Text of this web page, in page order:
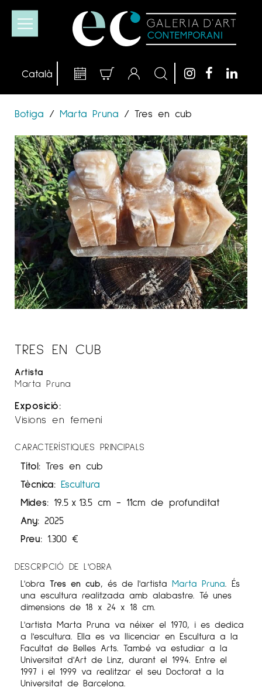
Botiga / Marta Pruna / Tres en cub
TRES EN CUB
Artista
Marta Pruna
Exposició:
Visions en femení
CARACTERÍSTIQUES PRINCIPALS
Títol: Tres en cub
Tècnica: Escultura
Mides: 19.5 x 13.5 cm - 11cm de profunditat
Any: 2025
Preu: 1.300 €
DESCRIPCIÓ DE L'OBRA
L'obra Tres en cub, és de l'artista Marta Pruna. És
una escultura realitzada amb alabastre. Té unes
dimensions de 18 x 24 x 18 cm.
L'artista Marta Pruna va néixer el 1970, i es dedica
a l'escultura. Ella es va llicenciar en Escultura a la
Facultat de Belles Arts. També va estudiar a la
Universitat d'Art de Linz, durant el 1994. Entre el
1997 i el 1999 va realitzar el seu Doctorat a la
Universitat de Barcelona.